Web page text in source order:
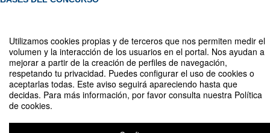
Utilizamos cookies propias y de terceros que nos permiten medir el
volumen y la interacción de los usuarios en el portal. Nos ayudan a
mejorar a partir de la creación de perfiles de navegación,
respetando tu privacidad. Puedes configurar el uso de cookies o
aceptarlas todas. Este aviso seguirá apareciendo hasta que
decidas. Para más información, por favor consulta nuestra Política
de cookies.
Compartir por email
Concurso de belenes y nacimientos "Tiempos de Belén" para PDI y PAS